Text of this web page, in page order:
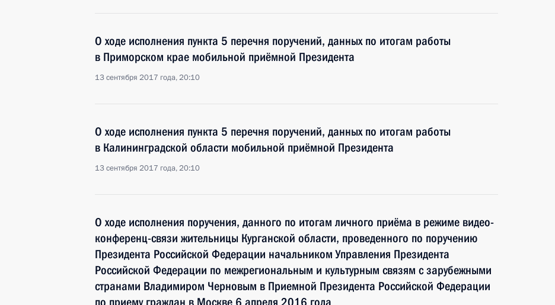
О ходе исполнения пункта 5 перечня поручений, данных по итогам работы
в Приморском крае мобильной приёмной Президента
13 сентября 2017 года, 20:10
О ходе исполнения пункта 5 перечня поручений, данных по итогам работы
в Калининградской области мобильной приёмной Президента
13 сентября 2017 года, 20:10
О ходе исполнения поручения, данного по итогам личного приёма в режиме видео-
конференц-связи жительницы Курганской области, проведенного по поручению
Президента Российской Федерации начальником Управления Президента
Российской Федерации по межрегиональным и культурным связям с зарубежными
странами Владимиром Черновым в Приемной Президента Российской Федерации
по приему граждан в Москве 6 апреля 2016 года